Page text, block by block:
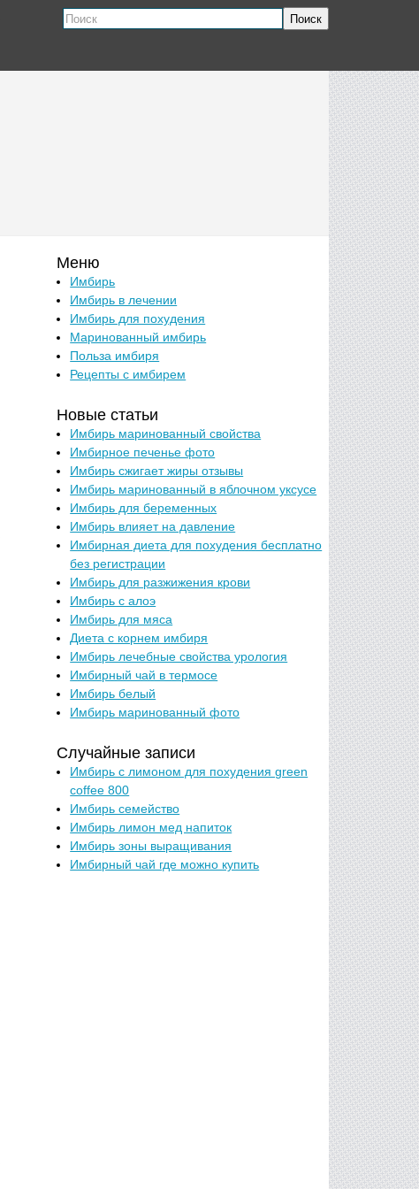
Поиск
Меню
Имбирь
Имбирь в лечении
Имбирь для похудения
Маринованный имбирь
Польза имбиря
Рецепты с имбирем
Новые статьи
Имбирь маринованный свойства
Имбирное печенье фото
Имбирь сжигает жиры отзывы
Имбирь маринованный в яблочном уксусе
Имбирь для беременных
Имбирь влияет на давление
Имбирная диета для похудения бесплатно
без регистрации
Имбирь для разжижения крови
Имбирь с алоэ
Имбирь для мяса
Диета с корнем имбиря
Имбирь лечебные свойства урология
Имбирный чай в термосе
Имбирь белый
Имбирь маринованный фото
Случайные записи
Имбирь с лимоном для похудения green
coffee 800
Имбирь семейство
Имбирь лимон мед напиток
Имбирь зоны выращивания
Имбирный чай где можно купить